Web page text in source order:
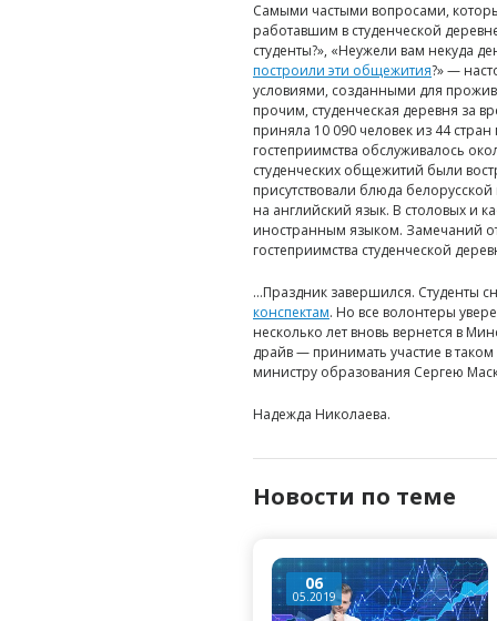
Самыми частыми вопросами,
работавшим в студенческой
студенты?», «Неужели вам некуда
построили эти общежития?» —
условиями, созданными для
прочим, студенческая деревня за
приняла 10 090 человек из 44
гостеприимства обслуживалось
студенческих общежитий были
присутствовали блюда
на английский язык. В столовых и
иностранным языком. Замечаний
гостеприимства студенческой
…Праздник завершился. Студенты
конспектам. Но все волонтеры
несколько лет вновь вернется в
драйв — принимать участие в
министру образования Сергею
Надежда Николаева.
Новости по теме
06
05.2019